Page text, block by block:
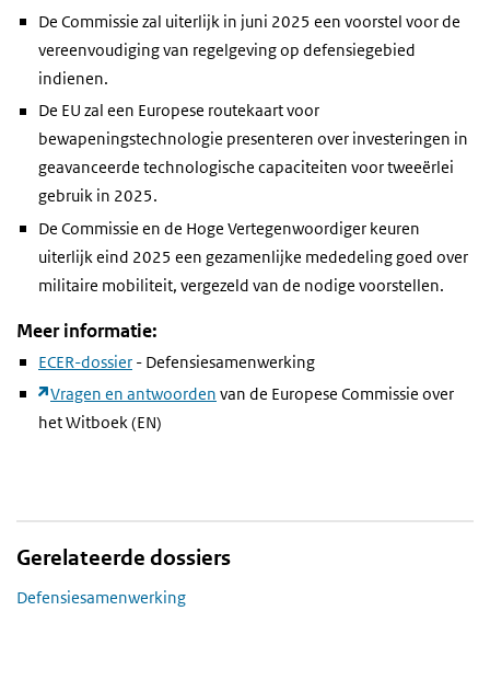
De Commissie zal uiterlijk in juni 2025 een voorstel voor de
vereenvoudiging van regelgeving op defensiegebied
indienen.
De EU zal een Europese routekaart voor
bewapeningstechnologie presenteren over investeringen in
geavanceerde technologische capaciteiten voor tweeërlei
gebruik in 2025.
De Commissie en de Hoge Vertegenwoordiger keuren
uiterlijk eind 2025 een gezamenlijke mededeling goed over
militaire mobiliteit, vergezeld van de nodige voorstellen.
Meer informatie:
ECER-dossier - Defensiesamenwerking
Vragen en antwoorden van de Europese Commissie over
het Witboek (EN)
Gerelateerde dossiers
Defensiesamenwerking